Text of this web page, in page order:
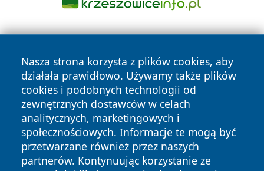
Nasza strona korzysta z plików cookies, aby
działała prawidłowo. Używamy także plików
cookies i podobnych technologii od
zewnętrznych dostawców w celach
analitycznych, marketingowych i
społecznościowych. Informacje te mogą być
przetwarzane również przez naszych
partnerów. Kontynuując korzystanie ze
Copyright © 2026 przemyslonline.pl Wszystkie prawa
zastrzeżone.
News Autorzy
Polityka
Polityka